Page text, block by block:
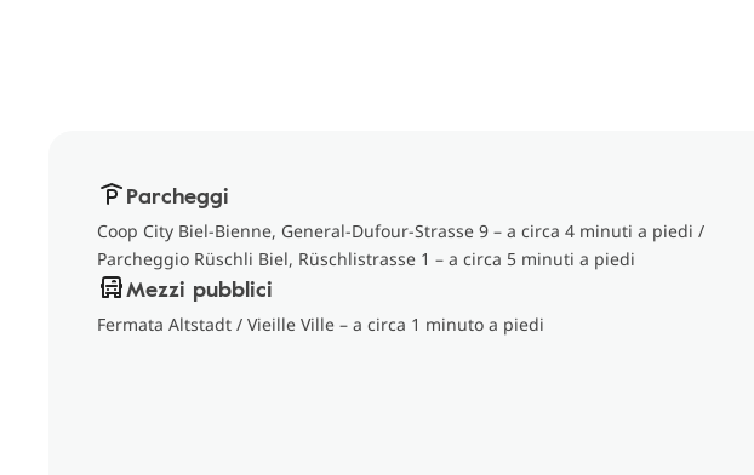
Parcheggi
Coop City Biel-Bienne, General-Dufour-Strasse 9 – a circa 4 minuti a piedi /
Parcheggio Rüschli Biel, Rüschlistrasse 1 – a circa 5 minuti a piedi
Mezzi pubblici
Fermata Altstadt / Vieille Ville – a circa 1 minuto a piedi